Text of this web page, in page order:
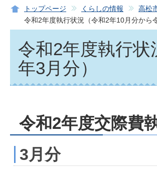
トップページ くらしの情報
高松
令和2年度執行状況（令和2年10月分から
令和2年度執行
年3月分）
令和2年度交際費
3月分